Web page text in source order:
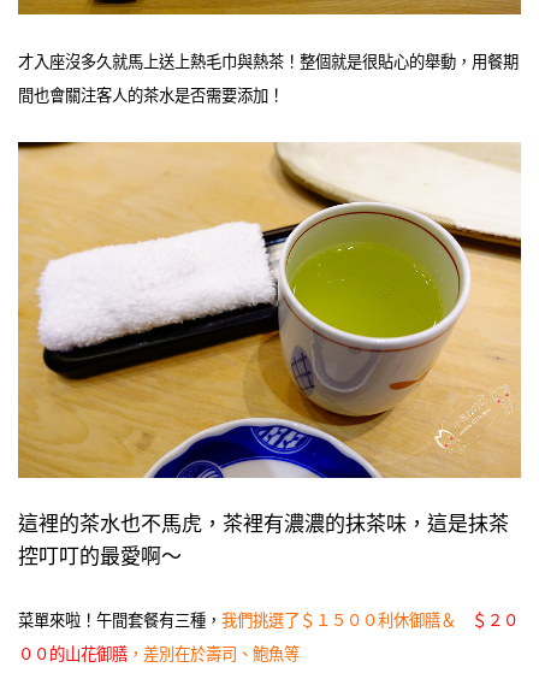
才入座沒多久就馬上送上熱毛巾與熱茶！整個就是很貼心的舉動，用餐期
間也會關注客人的茶水是否需要添加！
這裡的茶水也不馬虎，茶裡有濃濃的抹茶味，這是抹茶
控叮叮的最愛啊～
菜單來啦！午間套餐有三種， 我們挑選了＄１５００利休御膳＆
＄２０
００的山花御膳 ，差別在於壽司、鮑魚等